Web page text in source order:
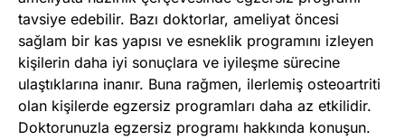
tavsiye edebilir. Bazı doktorlar, ameliyat öncesi
sağlam bir kas yapısı ve esneklik programını izleyen
kişilerin daha iyi sonuçlara ve iyileşme sürecine
ulaştıklarına inanır. Buna rağmen, ilerlemiş osteoartriti
olan kişilerde egzersiz programları daha az etkilidir.
Doktorunuzla egzersiz programı hakkında konuşun.